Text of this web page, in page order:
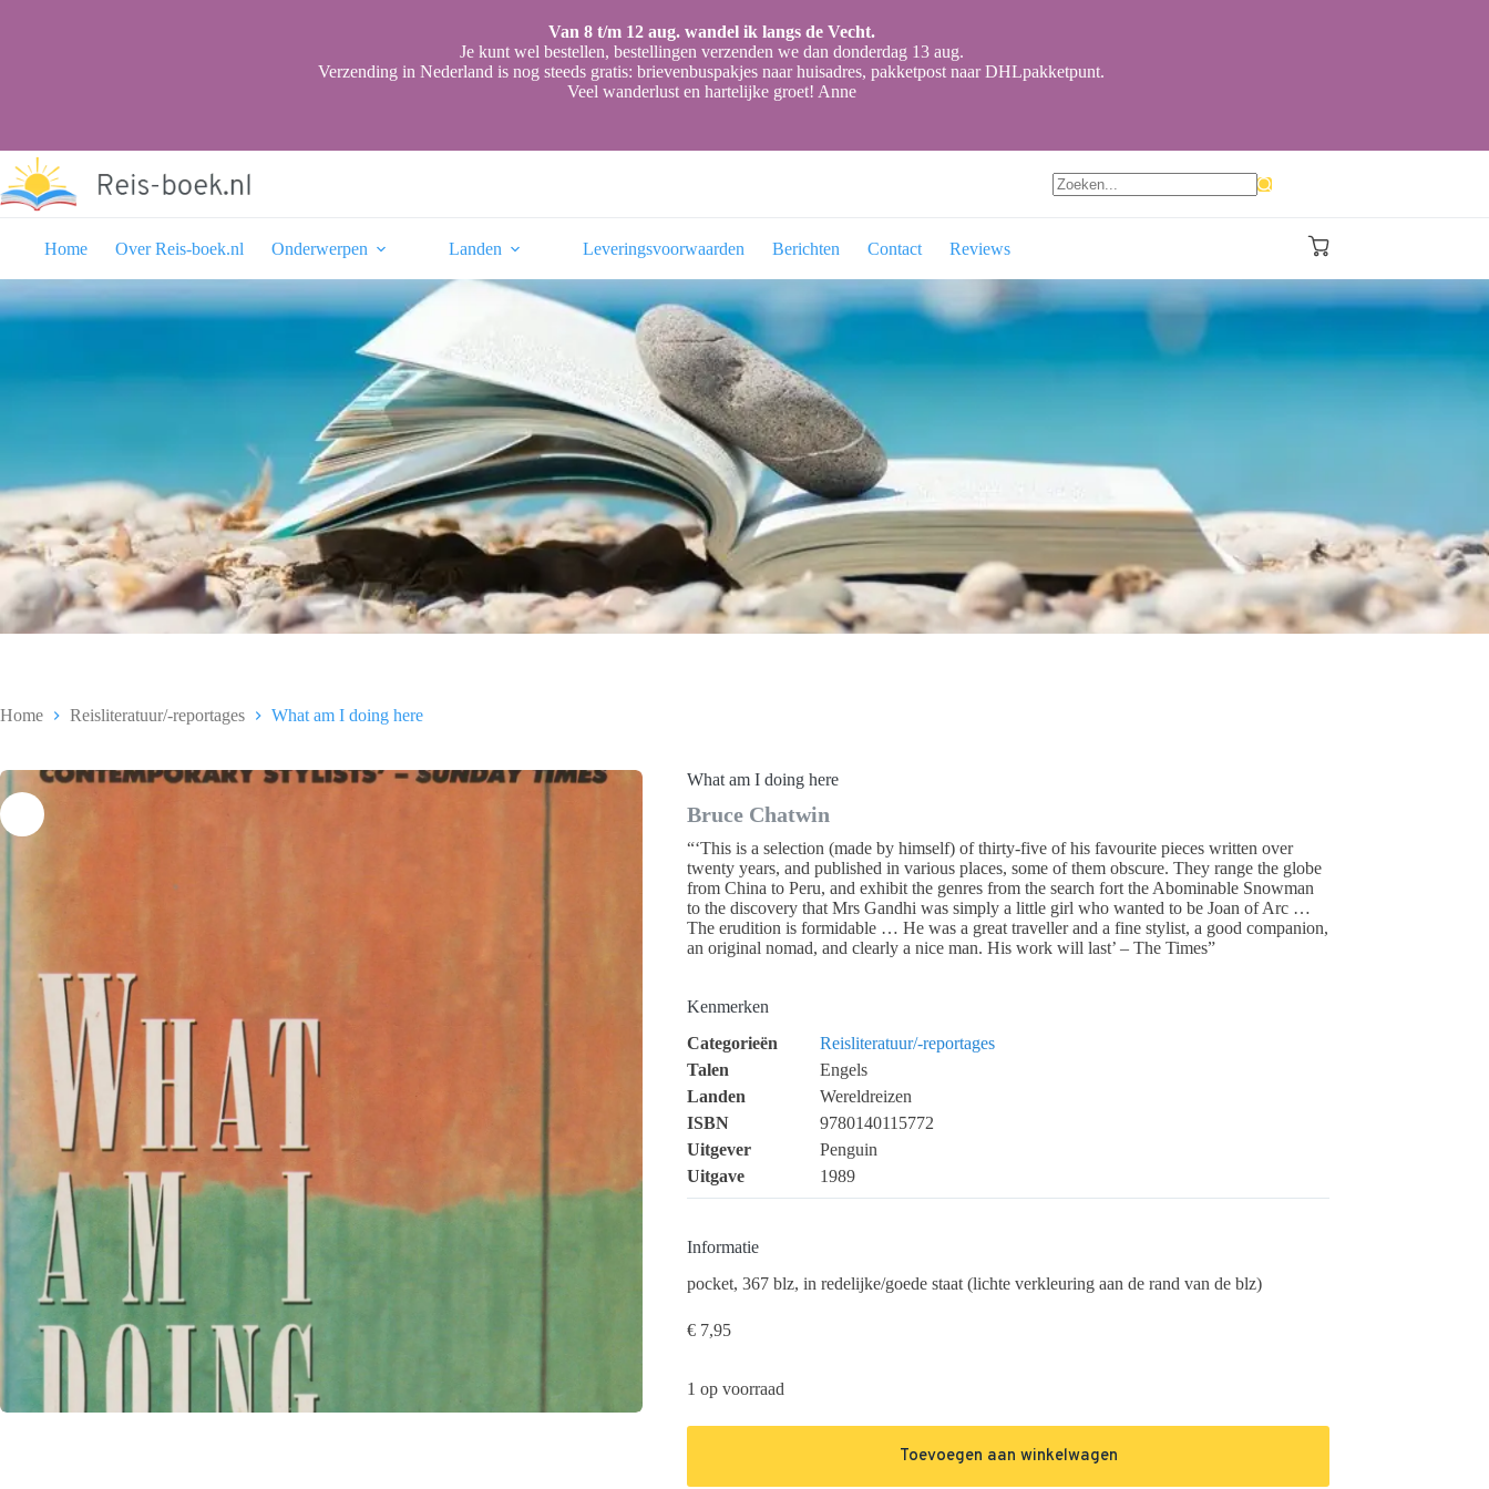
Van 8 t/m 12 aug. wandel ik langs de Vecht.
Je kunt wel bestellen, bestellingen verzenden we dan donderdag 13 aug.
Verzending in Nederland is nog steeds gratis: brievenbuspakjes naar huisadres, pakketpost naar DHLpakketpunt.
Veel wanderlust en hartelijke groet! Anne
Home
Over Reis-boek.nl Onderwerpen Landen Leveringsvoorwaarden Berichten Contact Reviews Winkelwagen
Home Reisliteratuur/-reportages What am I doing here
What am I doing here
Bruce Chatwin
“‘This is a selection (made by himself) of thirty-five of his favourite pieces written over
twenty years, and published in various places, some of them obscure. They range the globe
from China to Peru, and exhibit the genres from the search fort the Abominable Snowman
to the discovery that Mrs Gandhi was simply a little girl who wanted to be Joan of Arc …
The erudition is formidable … He was a great traveller and a fine stylist, a good companion,
an original nomad, and clearly a nice man. His work will last’ – The Times”
Kenmerken
Categorieën
Reisliteratuur/-reportages
Talen
Engels
Landen
Wereldreizen
ISBN
9780140115772
Uitgever
Penguin
Uitgave
1989
Informatie
pocket, 367 blz, in redelijke/goede staat (lichte verkleuring aan de rand van de blz)
€ 7,95
1 op voorraad
Toevoegen aan winkelwagen